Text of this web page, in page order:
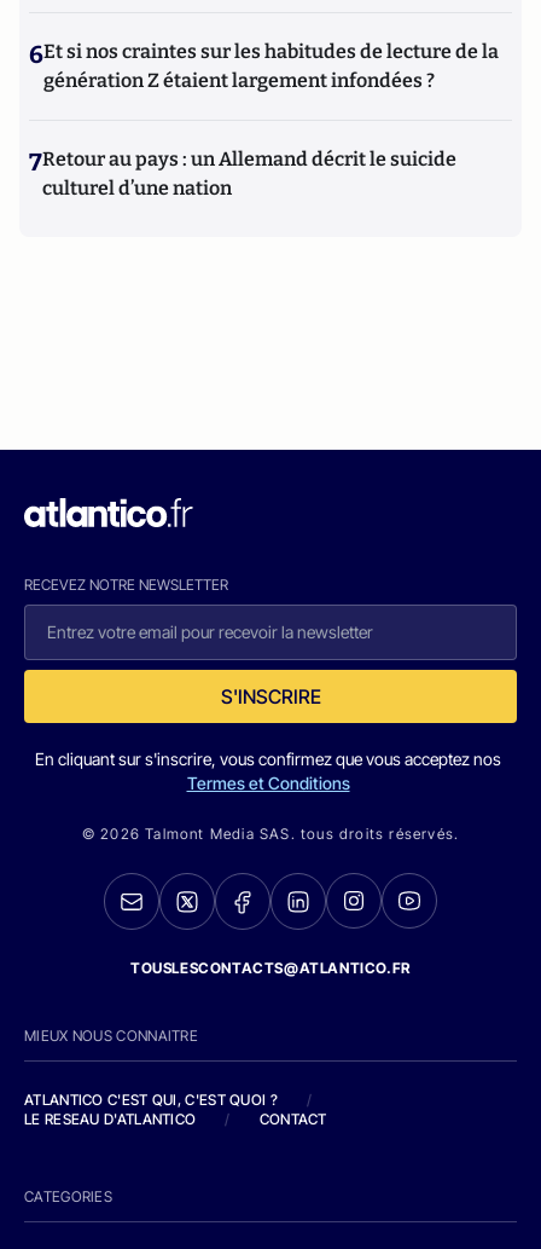
6Et si nos craintes sur les habitudes de lecture de la
génération Z étaient largement infondées ?
7Retour au pays : un Allemand décrit le suicide
culturel d’une nation
RECEVEZ NOTRE NEWSLETTER
S'INSCRIRE
En cliquant sur s'inscrire, vous confirmez que vous acceptez nos
Termes et Conditions
© 2026 Talmont Media SAS. tous droits réservés.
TOUSLESCONTACTS@ATLANTICO.FR
MIEUX NOUS CONNAITRE
ATLANTICO C'EST QUI, C'EST QUOI ?
/
LE RESEAU D'ATLANTICO
/ CONTACT
CATEGORIES